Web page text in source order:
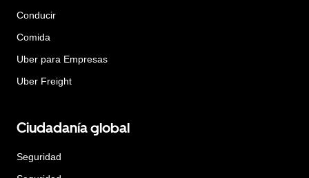
Conducir
Comida
Uber para Empresas
Uber Freight
Ciudadanía global
Seguridad